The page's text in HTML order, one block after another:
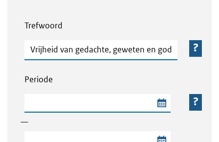
Trefwoord
Trefwoord
Periode
—